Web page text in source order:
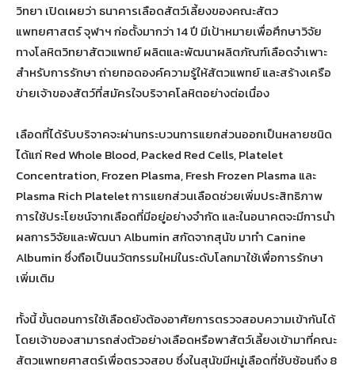
วิทยา เปิดเผยว่า ธนาคารเลือดสัตว์เลี้ยงของคณะสัตว
แพทยศาสตร์ จุฬาฯ ก่อตั้งมากว่า 14 ปี มีเป้าหมายเพื่อศึกษาวิจัย
ทางโลหิตวิทยาสัตวแพทย์ ผลิตและพัฒนาผลิตภัณฑ์เลือดจำเพาะ
สำหรับการรักษา ถ่ายทอดองค์ความรู้ให้สัตวแพทย์ และสร้างเครือ
ข่ายเจ้าของสัตว์ที่สมัครใจบริจาคโลหิตอย่างต่อเนื่อง
เลือดที่ได้รับบริจาคจะผ่านกระบวนการแยกส่วนออกเป็นหลายชนิด
ได้แก่ Red Whole Blood, Packed Red Cells, Platelet
Concentration, Frozen Plasma, Fresh Frozen Plasma และ
Plasma Rich Platelet การแยกส่วนเลือดช่วยเพิ่มประสิทธิภาพ
การใช้ประโยชน์จากเลือดที่มีอยู่อย่างจำกัด และในอนาคตจะมีการนำ
ผลการวิจัยและพัฒนา Albumin สกัดจากสุนัข มาทำ Canine
Albumin ซึ่งถือเป็นนวัตกรรมใหม่ในระดับโลกมาใช้เพื่อการรักษา
เพิ่มเติม
ทั้งนี้ ขั้นตอนการใช้เลือดยังต้องอาศัยการตรวจสอบความเข้ากันได้
โดยเจ้าของสามารถส่งตัวอย่างเลือดหรือพาสัตว์เลี้ยงเข้ามาที่คณะ
สัตวแพทยศาสตร์เพื่อตรวจสอบ ซึ่งในสุนัขมีหมู่เลือดที่ซับซ้อนถึง 8